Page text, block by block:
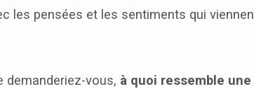
les pensées et les sentiments qui
demanderiez-vous, à quoi ressemble